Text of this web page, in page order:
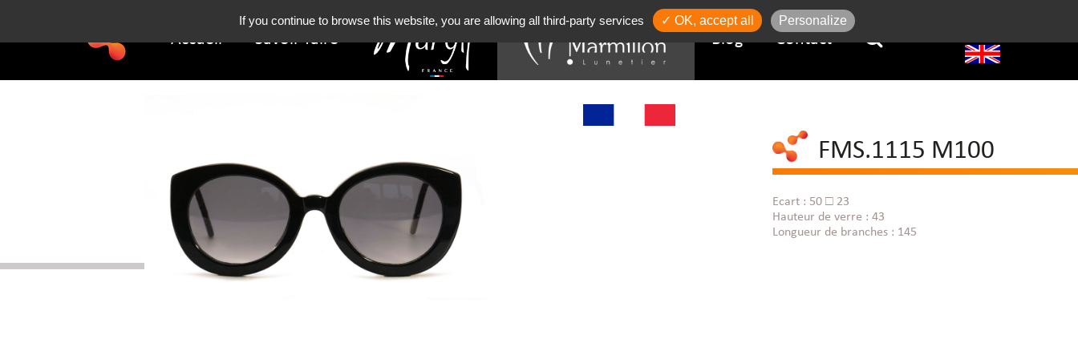
Accueil Savoir-faire Blog Contact
FMS.1115 M100
Ecart : 50 □ 23
Hauteur de verre : 43
Longueur de branches : 145
If you continue to browse this website, you are allowing all third-party services ✓ OK, accept all Personalize